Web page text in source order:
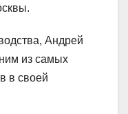
Андрей
из самых
в своей